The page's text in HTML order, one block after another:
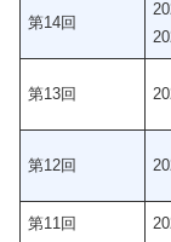
第14回
第13回
第12回
第11回